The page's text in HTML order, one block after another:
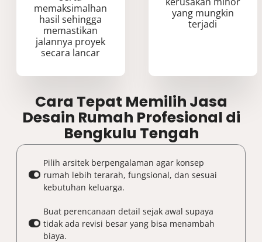
memaksimalhan
hasil sehingga
memastikan
jalannya proyek
secara lancar
yang mungkin
terjadi
Cara Tepat Memilih Jasa
Desain Rumah Profesional di
Bengkulu Tengah
Pilih arsitek berpengalaman agar konsep
rumah lebih terarah, fungsional, dan sesuai
kebutuhan keluarga.
Buat perencanaan detail sejak awal supaya
tidak ada revisi besar yang bisa menambah
biaya.